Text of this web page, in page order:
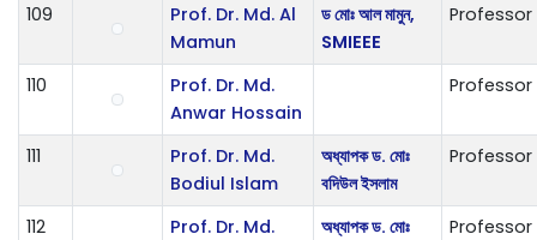
109
Prof. Dr. Md. Al
Mamun
ড মোঃ আল মামুন,
SMIEEE
Professor
110
Prof. Dr. Md.
Anwar Hossain
Professor
111
Prof. Dr. Md.
Bodiul Islam
অধ্যাপক ড. মোঃ
বদিউল ইসলাম
Professor
112
Prof. Dr. Md.
অধ্যাপক ড. মোঃ
Professor